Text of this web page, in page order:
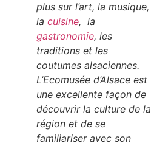
plus sur l’art, la musique,
la cuisine, la
gastronomie, les
traditions et les
coutumes alsaciennes.
L’Ecomusée d’Alsace est
une excellente façon de
découvrir la culture de la
région et de se
familiariser avec son